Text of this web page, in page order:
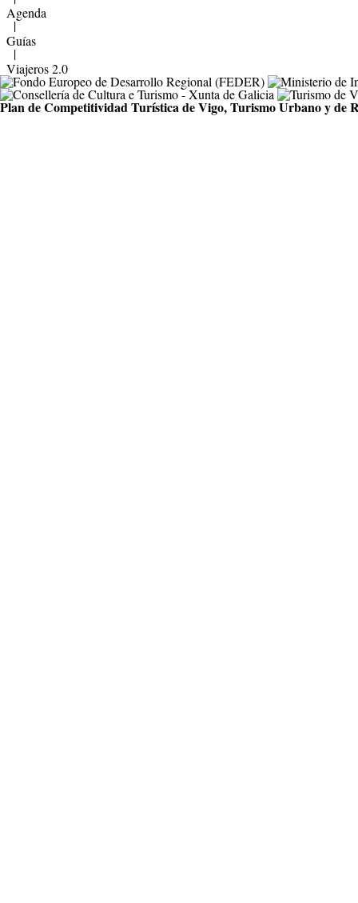
Agenda
|
Guías
|
Viajeros 2.0
Plan de Competitividad Turística de Vigo, Turismo Urbano y de